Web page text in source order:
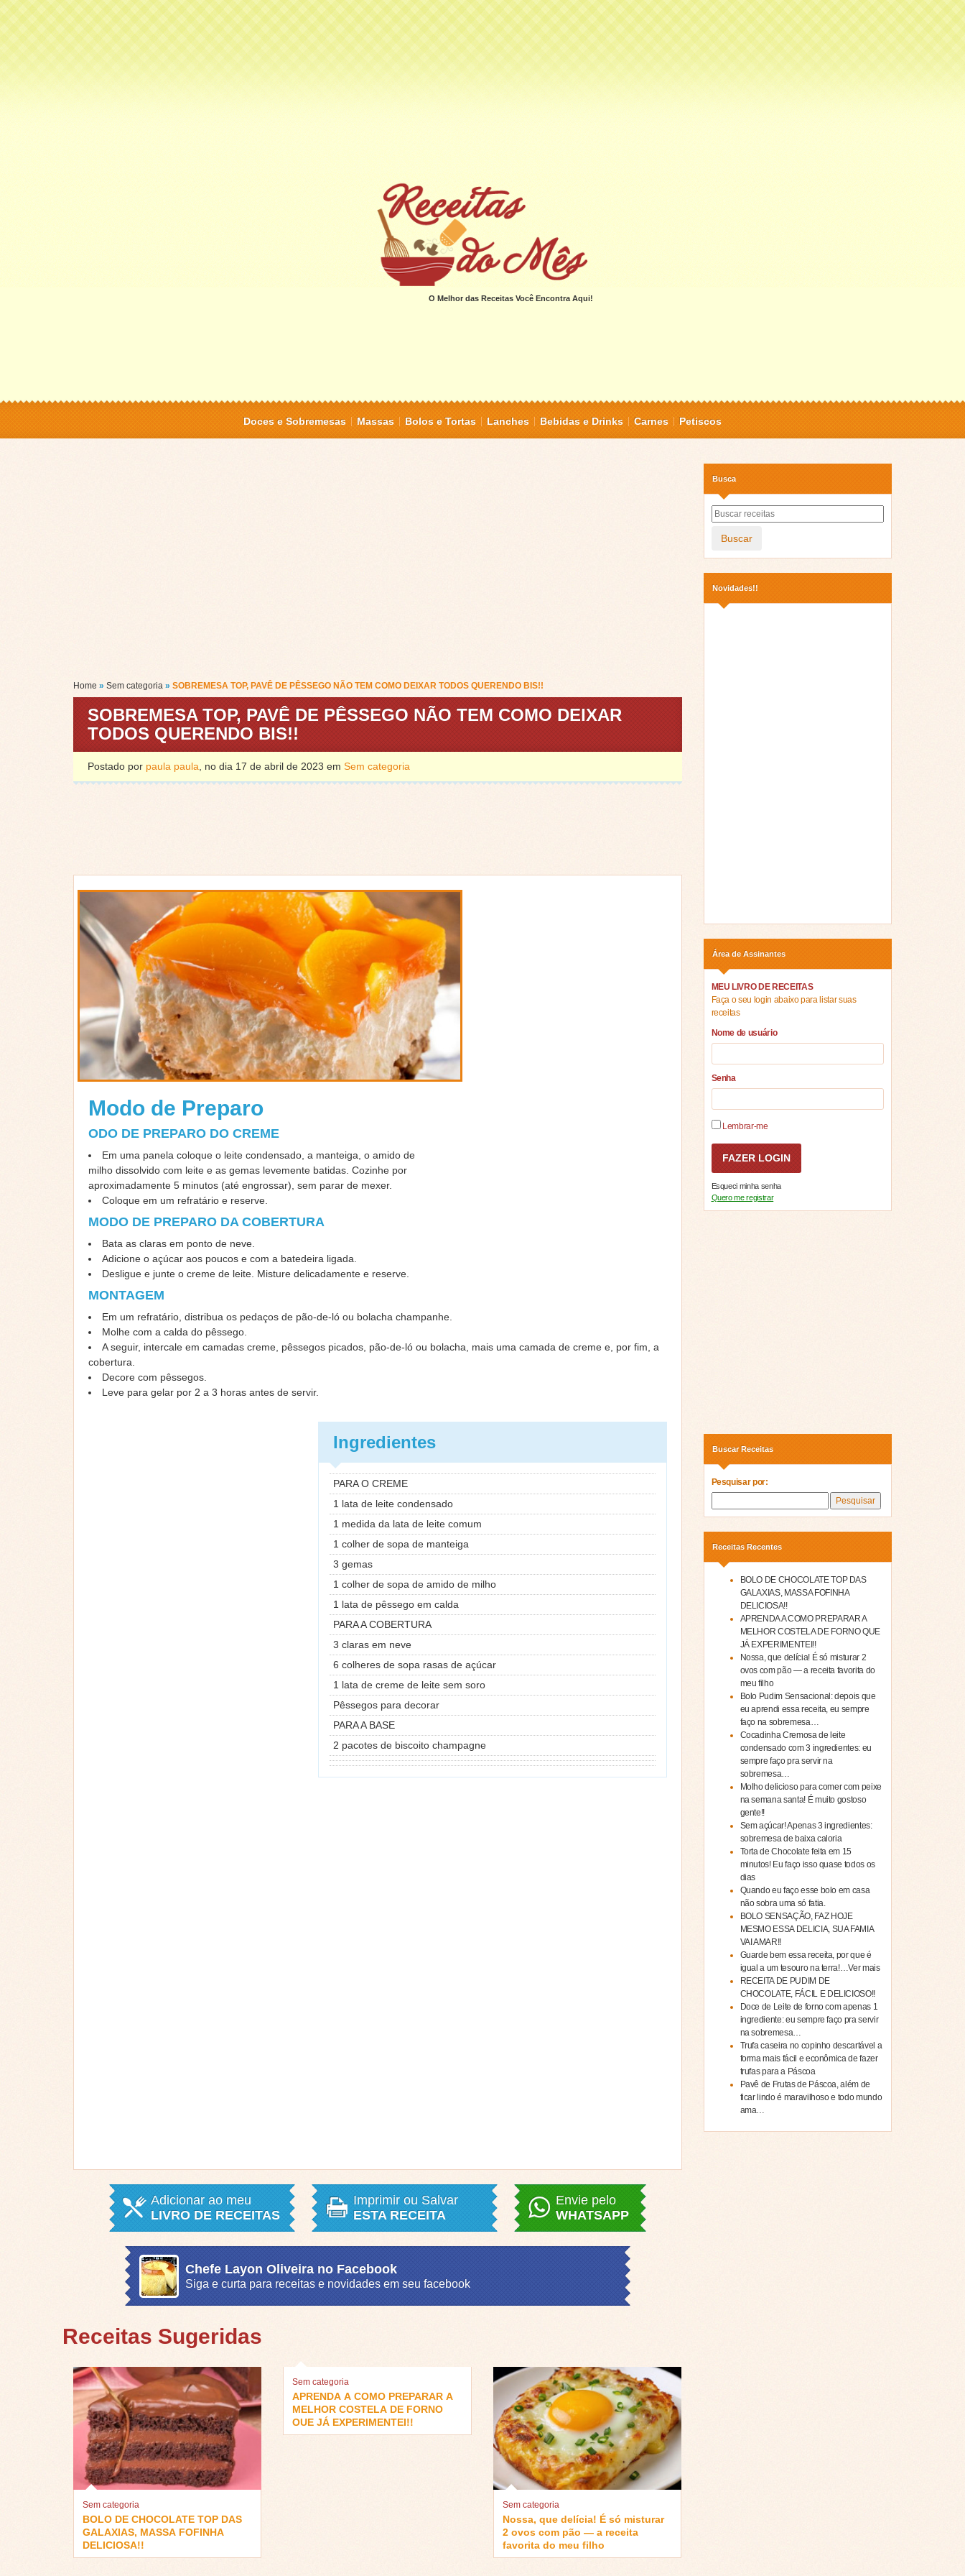
O Melhor das Receitas Você Encontra Aqui!
Doces e Sobremesas Massas Bolos e Tortas Lanches Bebidas e Drinks Carnes Petiscos
Home » Sem categoria » SOBREMESA TOP, PAVÊ DE PÊSSEGO NÃO TEM COMO DEIXAR TODOS QUERENDO BIS!!
SOBREMESA TOP, PAVÊ DE PÊSSEGO NÃO TEM COMO DEIXAR
TODOS QUERENDO BIS!!
Postado por paula paula, no dia 17 de abril de 2023 em Sem categoria
Modo de Preparo
ODO DE PREPARO DO CREME
Em uma panela coloque o leite condensado, a manteiga, o amido de
milho dissolvido com leite e as gemas levemente batidas. Cozinhe por
aproximadamente 5 minutos (até engrossar), sem parar de mexer.
Coloque em um refratário e reserve.
MODO DE PREPARO DA COBERTURA
Bata as claras em ponto de neve.
Adicione o açúcar aos poucos e com a batedeira ligada.
Desligue e junte o creme de leite. Misture delicadamente e reserve.
MONTAGEM
Em um refratário, distribua os pedaços de pão-de-ló ou bolacha champanhe.
Molhe com a calda do pêssego.
A seguir, intercale em camadas creme, pêssegos picados, pão-de-ló ou bolacha, mais uma camada de creme e, por fim, a
cobertura.
Decore com pêssegos.
Leve para gelar por 2 a 3 horas antes de servir.
Ingredientes
PARA O CREME
1 lata de leite condensado
1 medida da lata de leite comum
1 colher de sopa de manteiga
3 gemas
1 colher de sopa de amido de milho
1 lata de pêssego em calda
PARA A COBERTURA
3 claras em neve
6 colheres de sopa rasas de açúcar
1 lata de creme de leite sem soro
Pêssegos para decorar
PARA A BASE
2 pacotes de biscoito champagne
Adicionar ao meu
LIVRO DE RECEITAS
Imprimir ou Salvar
ESTA RECEITA
Envie pelo
WHATSAPP
Chefe Layon Oliveira no Facebook
Siga e curta para receitas e novidades em seu facebook
Receitas Sugeridas
Sem categoria
BOLO DE CHOCOLATE TOP DAS
GALAXIAS, MASSA FOFINHA
DELICIOSA!!
Sem categoria
APRENDA A COMO PREPARAR A
MELHOR COSTELA DE FORNO
QUE JÁ EXPERIMENTEI!!
Sem categoria
Nossa, que delícia! É só misturar
2 ovos com pão — a receita
favorita do meu filho
Busca
Buscar
Novidades!!
Área de Assinantes
MEU LIVRO DE RECEITAS
Faça o seu login abaixo para listar suas
receitas
Nome de usuário
Senha
Lembrar-me
Esqueci minha senha
Quero me registrar
Buscar Receitas
Pesquisar por:
Receitas Recentes
BOLO DE CHOCOLATE TOP DAS
GALAXIAS, MASSA FOFINHA
DELICIOSA!!
APRENDA A COMO PREPARAR A
MELHOR COSTELA DE FORNO QUE
JÁ EXPERIMENTEI!!
Nossa, que delícia! É só misturar 2
ovos com pão — a receita favorita do
meu filho
Bolo Pudim Sensacional: depois que
eu aprendi essa receita, eu sempre
faço na sobremesa…
Cocadinha Cremosa de leite
condensado com 3 ingredientes: eu
sempre faço pra servir na
sobremesa…
Molho delicioso para comer com peixe
na semana santa! É muito gostoso
gente!!
Sem açúcar! Apenas 3 ingredientes:
sobremesa de baixa caloria
Torta de Chocolate feita em 15
minutos! Eu faço isso quase todos os
dias
Quando eu faço esse bolo em casa
não sobra uma só fatia.
BOLO SENSAÇÃO, FAZ HOJE
MESMO ESSA DELICIA, SUA FAMIA
VAI AMAR!!
Guarde bem essa receita, por que é
igual a um tesouro na terra!…Ver mais
RECEITA DE PUDIM DE
CHOCOLATE, FÁCIL E DELICIOSO!!
Doce de Leite de forno com apenas 1
ingrediente: eu sempre faço pra servir
na sobremesa…
Trufa caseira no copinho descartável a
forma mais fácil e econômica de fazer
trufas para a Páscoa
Pavê de Frutas de Páscoa, além de
ficar lindo é maravilhoso e todo mundo
ama…